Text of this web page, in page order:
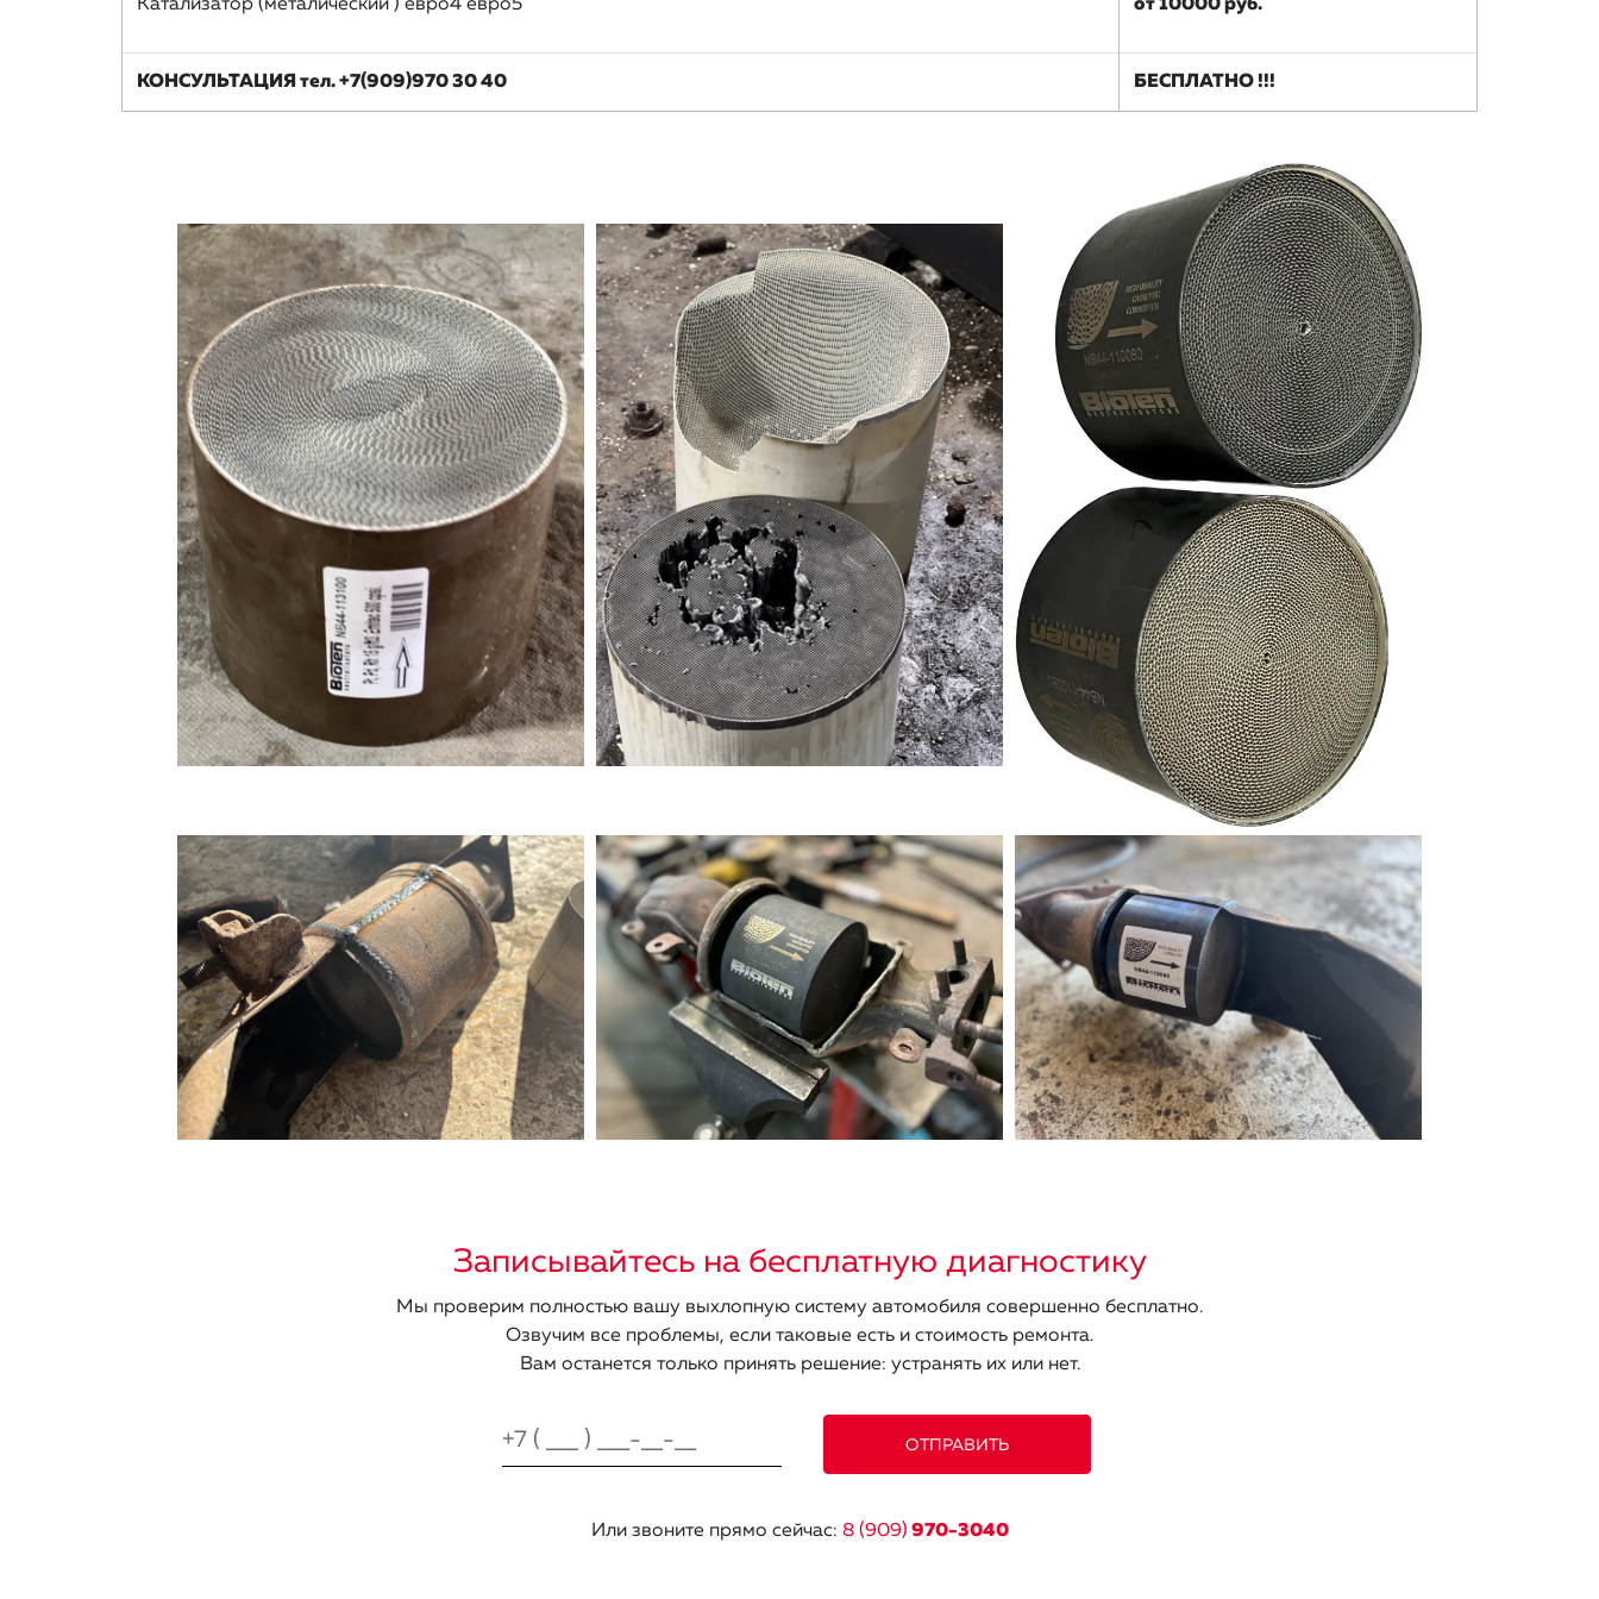
Катализатор (металический ) евро4 евро5 от 10000 руб.
КОНСУЛЬТАЦИЯ тел. +7(909)970 30 40 БЕСПЛАТНО !!!
Записывайтесь на бесплатную диагностику
Мы проверим полностью вашу выхлопную систему автомобиля совершенно бесплатно.
Озвучим все проблемы, если таковые есть и стоимость ремонта.
Вам останется только принять решение: устранять их или нет.
Или звоните прямо сейчас: 8 (909) 970-3040